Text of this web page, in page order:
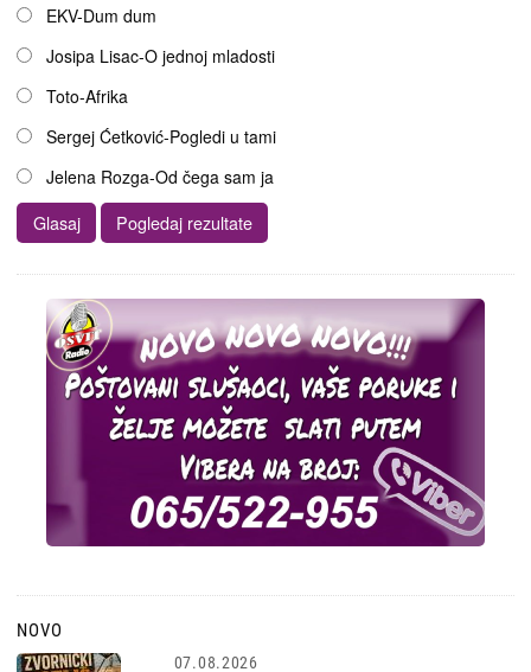
EKV-Dum dum
Josipa Lisac-O jednoj mladosti
Toto-Afrika
Sergej Ćetković-Pogledi u tami
Jelena Rozga-Od čega sam ja
NOVO
07.08.2026